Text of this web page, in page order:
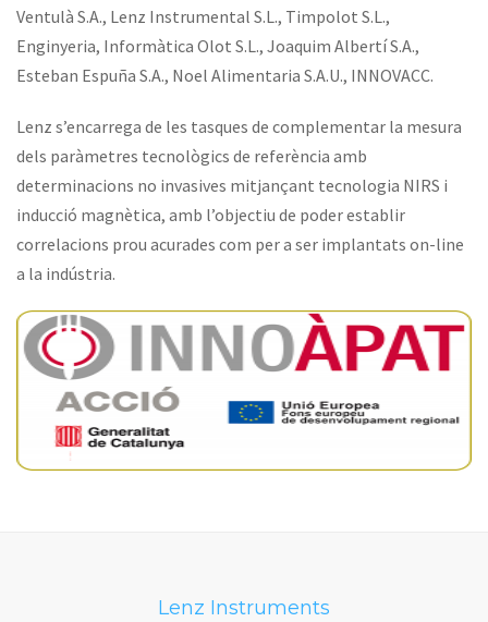
Ventulà S.A., Lenz Instrumental S.L., Timpolot S.L.,
Enginyeria, Informàtica Olot S.L., Joaquim Albertí S.A.,
Esteban Espuña S.A., Noel Alimentaria S.A.U., INNOVACC.
Lenz s’encarrega de les tasques de complementar la mesura
dels paràmetres tecnològics de referència amb
determinacions no invasives mitjançant tecnologia NIRS i
inducció magnètica, amb l’objectiu de poder establir
correlacions prou acurades com per a ser implantats on-line
a la indústria.
Lenz Instruments